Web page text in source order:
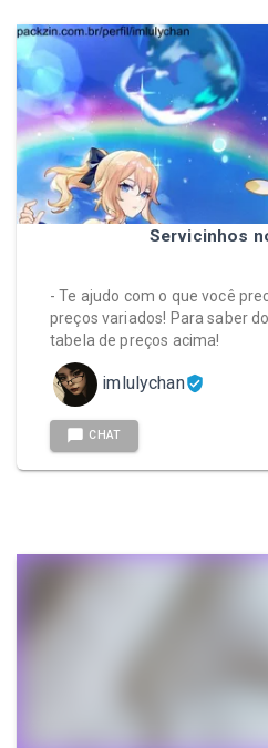
Servicinhos
- Te ajudo com o que você
preços variados! Para saber
tabela de preços acima!
imlulychan
CHAT